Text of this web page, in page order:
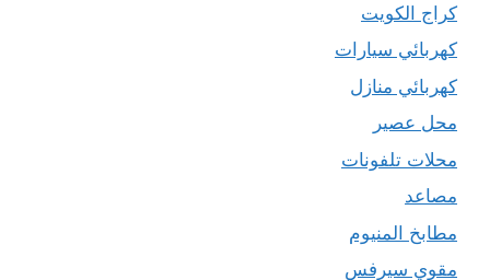
كراج الكويت
كهربائي سيارات
كهربائي منازل
محل عصير
محلات تلفونات
مصاعد
مطابخ المنيوم
مقوي سيرفس